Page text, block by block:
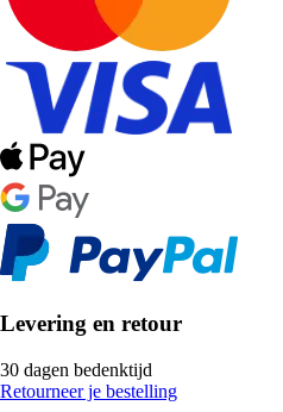
Levering en retour
30 dagen bedenktijd
Retourneer je bestelling